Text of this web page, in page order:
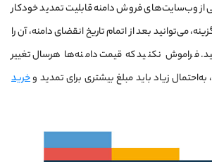
از وب‌سایت‌های فروش دامنه قابلیت تمدید خودکار
می‌توانید بعد از اتمام تاریخ انقضای دامنه، آن را
فراموش نکنید که قیمت دامنه‌ها هرسال تغییر
زیاد باید مبلغ بیشتری برای تمدید وخرید